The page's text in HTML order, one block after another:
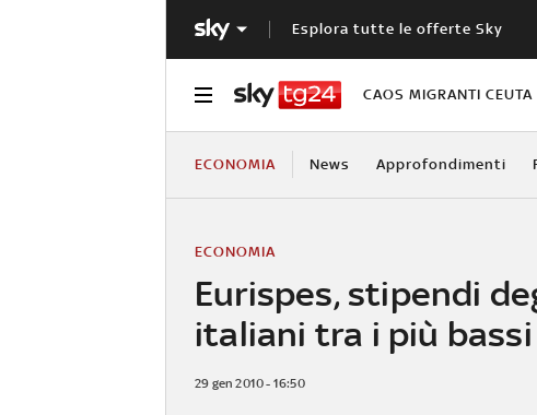
Esplora tutte le offerte Sky
CAOS MIGRANTI CEUTA
ECONOMIA News Approfondimenti
Eurispes, stipendi
italiani tra i più bassi
ECONOMIA
29 gen 2010 - 16:50